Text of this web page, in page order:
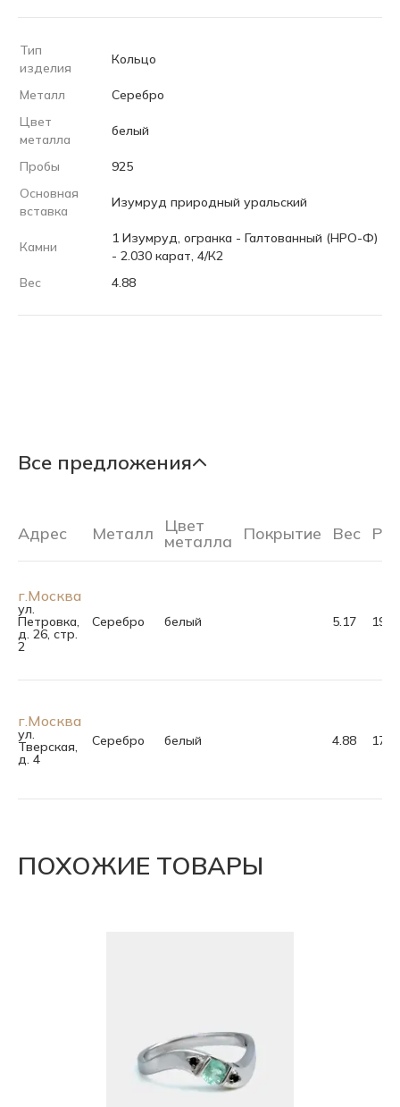
Тип
изделия
Кольцо
Металл
Серебро
Цвет
металла
белый
Пробы
925
Основная
вставка
Изумруд природный уральский
Камни
1 Изумруд, огранка - Галтованный (НРО-Ф)
- 2.030 карат, 4/К2
Вес
4.88
Все предложения
Адрес Металл Цвет
металла Покрытие Вес
г.Москва
ул.
Петровка,
д. 26, стр.
2
Серебро белый 5.17 19.0
г.Москва
ул.
Тверская,
д. 4
Серебро белый 4.88 17.5
ПОХОЖИЕ ТОВАРЫ